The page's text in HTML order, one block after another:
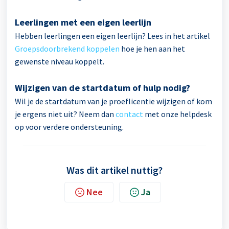
Leerlingen met een eigen leerlijn
Hebben leerlingen een eigen leerlijn? Lees in het artikel
Groepsdoorbrekend koppelen hoe je hen aan het
gewenste niveau koppelt.
Wijzigen van de startdatum of hulp nodig?
Wil je de startdatum van je proeflicentie wijzigen of kom
je ergens niet uit? Neem dan contact metonze helpdesk
op voor verdere ondersteuning.
Was dit artikel nuttig?
Nee Ja